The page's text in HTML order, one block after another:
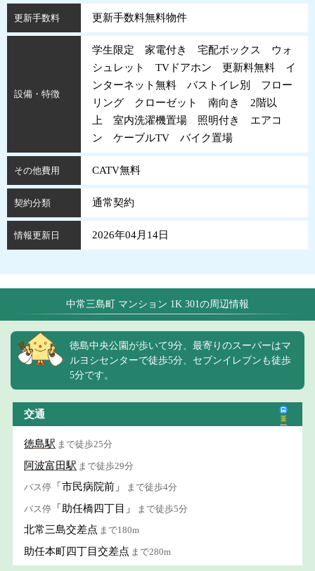
更新手数料 更新手数料無料物件
設備・特徴
学生限定 家電付き 宅配ボックス ウォ
シュレット TVドアホン 更新料無料 イ
ンターネット無料 バストイレ別 フロー
リング クローゼット 南向き 2階以
上 室内洗濯機置場 照明付き エアコ
ン ケーブルTV バイク置場
その他費用 CATV無料
契約分類 通常契約
情報更新日 2026年04月14日
中常三島町 マンション 1K 301の周辺情報
徳島中央公園が歩いて9分、最寄りのスーパーはマ
ルヨシセンターで徒歩5分、セブンイレブンも徒歩
5分です。
交通
徳島駅 まで徒歩25分
阿波富田駅 まで徒歩29分
バス停 「市民病院前」 まで徒歩4分
バス停 「助任橋四丁目」 まで徒歩5分
北常三島交差点 まで180m
助任本町四丁目交差点 まで280m